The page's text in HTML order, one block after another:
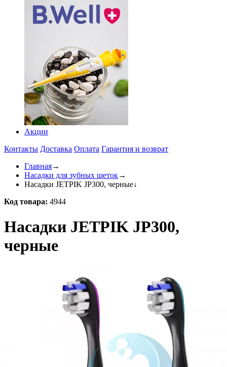
Акции
Контакты Доставка Оплата Гарантия и возврат
Главная→
Насадки для зубных щеток→
Насадки JETPIK JP300, черные↓
Код товара: 4944
Насадки JETPIK JP300,
черные